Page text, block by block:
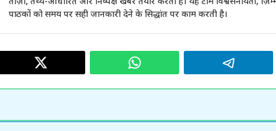
पाठकों को समय पर सही जानकारी देने के सिद्धांत पर काम करती है।